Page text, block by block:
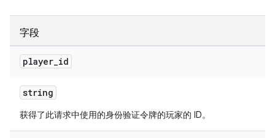
字段
player_id
string
获得了此请求中使用的身份验证令牌的玩家的 ID。